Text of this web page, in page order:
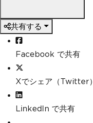
共有する
Facebook で共有
Xでシェア（Twitter）
LinkedIn で共有